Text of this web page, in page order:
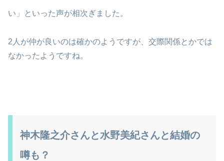
い」といった声が相次ぎました。
2人が仲が良いのは確かのようですが、交際関係とかでは
なかったようですね。
神木隆之介さんと水野美紀さんと結婚の
噂も？